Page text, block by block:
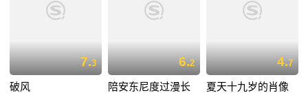
7.3
破风
6.2
陪安东尼度过漫长
4.7
夏天十九岁的肖像